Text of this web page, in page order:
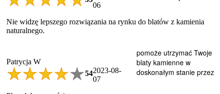
06
Nie widzę lepszego rozwiązania na rynku do blatów z kamienia
naturalnego.
Patrycja W
542023-08-
07
pomoże utrzymać Twoje
blaty kamienne w
doskonałym stanie przez